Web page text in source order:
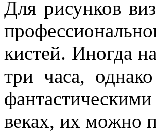
Для рисунков
кистей. Иногда
три часа,
веках, их можно